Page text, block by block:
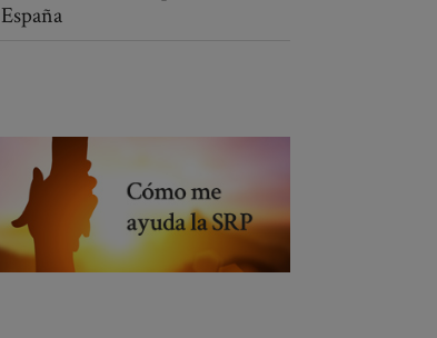
España